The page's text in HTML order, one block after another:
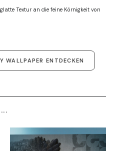
Textur an die feine Körnigkeit von
WALLPAPER ENTDECKEN